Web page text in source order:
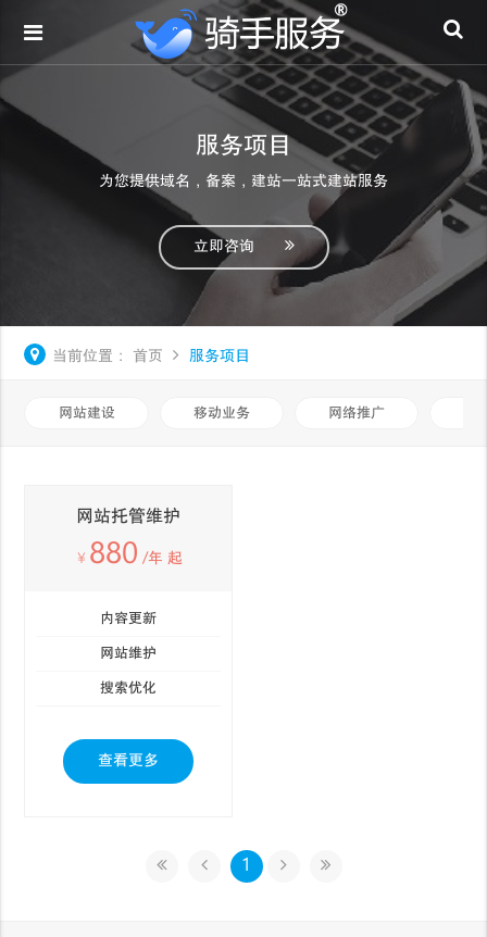
服务项目
为您提供域名，备案，建站一站式建站服务
立即咨询
当前位置： 首页 服务项目
网站建设 移动业务 网络推广
网站托管维护
￥ 880 /年 起
内容更新
网站维护
搜索优化
查看更多
1